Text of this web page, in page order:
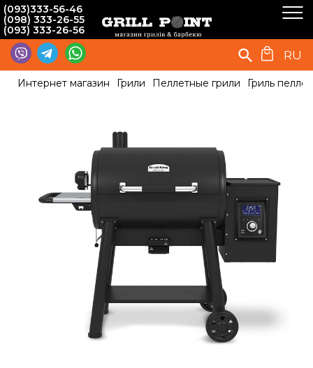
(093)333-56-46
(098) 333-26-55
(093) 333-26-56
RU
Интернет магазин Грили Пеллетные грили Гриль